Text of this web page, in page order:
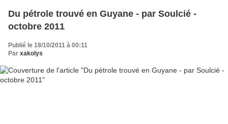
Du pétrole trouvé en Guyane - par Soulcié -
octobre 2011
Publié le 18/10/2011 à 00:11
Par xakolys